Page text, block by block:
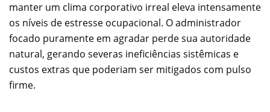
manter um clima corporativo irreal eleva intensamente
os níveis de estresse ocupacional. O administrador
focado puramente em agradar perde sua autoridade
natural, gerando severas ineficiências sistêmicas e
custos extras que poderiam ser mitigados com pulso
firme.